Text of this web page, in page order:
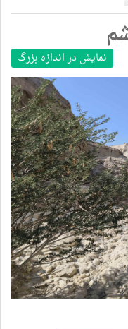
نمایش در اندازه بزرگ